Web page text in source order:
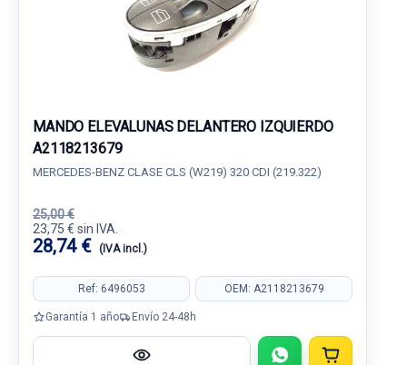
MANDO ELEVALUNAS DELANTERO IZQUIERDO
A2118213679
MERCEDES-BENZ CLASE CLS (W219) 320 CDI (219.322)
25,00 €
23,75 € sin IVA.
28,74 € (IVA incl.)
Ref: 6496053 OEM: A2118213679
Garantía 1 año Envío 24-48h